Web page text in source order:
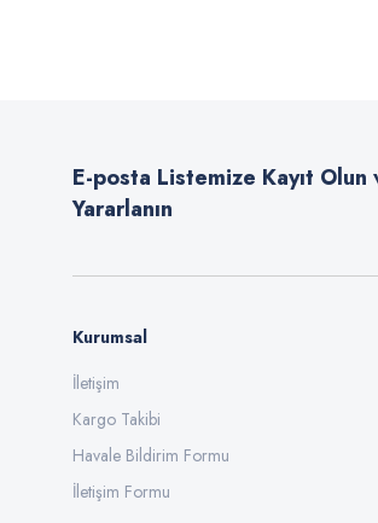
Ürün bilgilerinde hatalar bulunuyor.
Ürün fiyatı diğer sitelerden daha pahalı.
E-posta Listemize Kayıt Olun
Yararlanın
Kurumsal
İletişim
Kargo Takibi
Havale Bildirim Formu
İletişim Formu